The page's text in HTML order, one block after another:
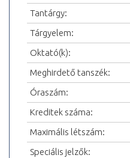
Tantárgy:
Tárgyelem:
Oktató(k):
Meghirdető tanszék:
Óraszám:
Kreditek száma:
Maximális létszám:
Speciális jelzők: